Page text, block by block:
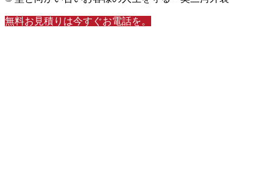
無料お見積りは今すぐお電話を。